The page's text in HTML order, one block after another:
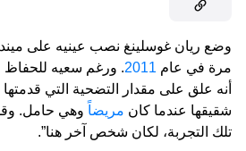
وضع ريان غوسلينغ نصب عينيه على
مرة في عام 2011. ورغم سعيه للحفاظ
أنه علق على مقدار التضحية التي قدمتها
شقيقها عندما كان مريضاً وهي حامل.
تلك التجربة، لكان شخص آخر هنا”.